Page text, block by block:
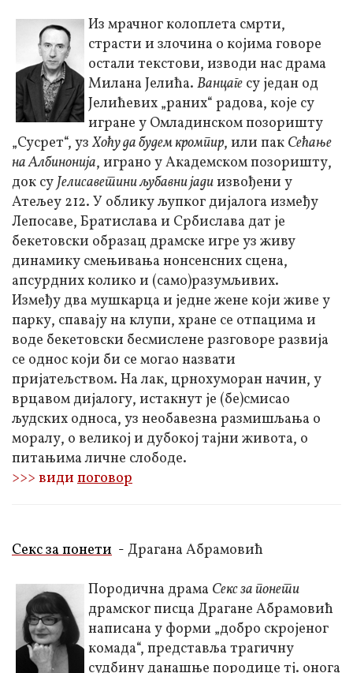
Из мрачног колоплета смрти,
страсти и злочина о којима говоре
остали текстови, изводи нас драма
Милана Јелића. Ванцаге су један од
Јелићевих „раних“ радова, које су
игране у Омладинском позоришту
„Сусрет“, уз Хоћу да будем кромпир, или пак Сећање
на Албинонија, играно у Академском позоришту,
док суЈелисаветини љубавни јадиизвођени у
Атељеу 212. У облику љупког дијалога између
Лепосаве, Братислава и Србислава дат је
бекетовски образац драмске игре уз живу
динамику смењивања нонсенсних сцена,
апсурдних колико и (само)разумљивих.
Између два мушкарца и једне жене који живе у
парку, спавају на клупи, хране се отпацима и
воде бекетовски бесмислене разговоре развија
се однос који би се могао назвати
пријатељством. На лак, црнохуморан начин, у
врцавом дијалогу, истакнут је (бе)смисао
људских односа, уз необавезна размишљања о
моралу, о великој и дубокој тајни живота, о
питањима личне слободе.
>>> види поговор
Секс за понети - Драгана Абрамовић
Породична драма Секс за понети
драмског писца Драгане Абрамовић
написана у форми „добро скројеног
комада“, представља трагичну
судбину данашње породице тј. онога